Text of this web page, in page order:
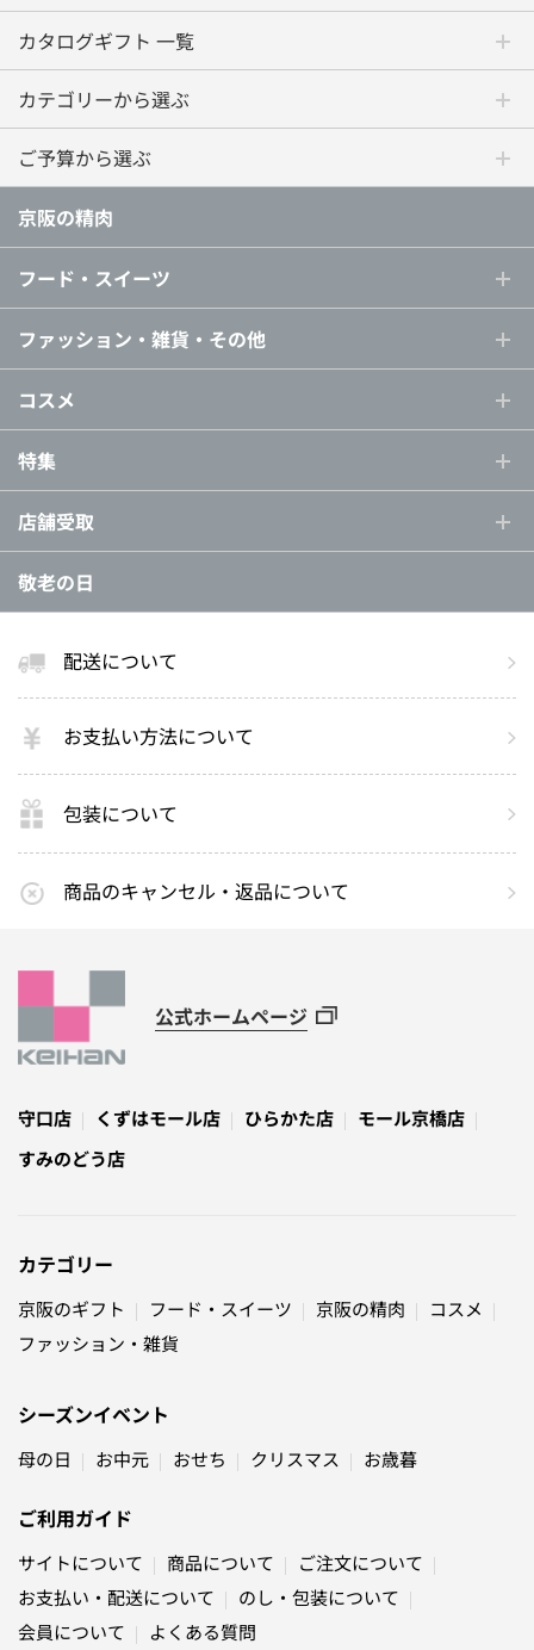
カタログギフト 一覧
カテゴリーから選ぶ
ご予算から選ぶ
京阪の精肉
フード・スイーツ
ファッション・雑貨・その他
コスメ
特集
店舗受取
敬老の日
配送について
お支払い方法について
包装について
商品のキャンセル・返品について
公式ホームページ
守口店 くずはモール店 ひらかた店
モール京橋店
すみのどう店
カテゴリー
京阪のギフト フード・スイーツ 京阪の精肉
コスメ
ファッション・雑貨
シーズンイベント
母の日 お中元 おせち クリスマス お歳暮
ご利用ガイド
サイトについて 商品について
ご注文について
お支払い・配送について
のし・包装について
会員について
よくある質問